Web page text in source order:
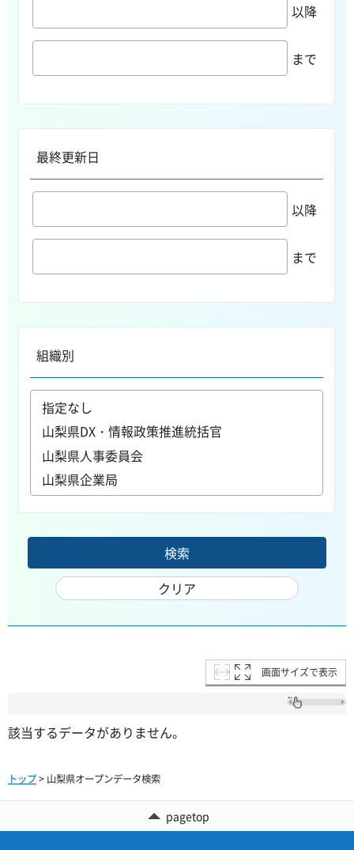
以降
まで
最終更新日
以降
まで
組織別
画面サイズで表示
該当するデータがありません。
トップ> 山梨県オープンデータ検索
pagetop